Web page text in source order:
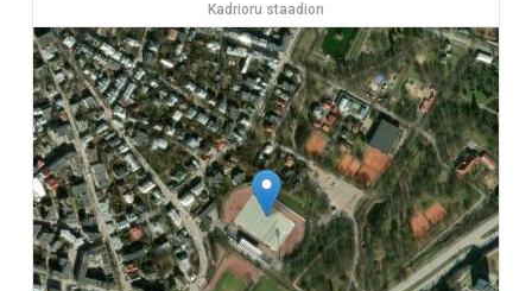
Kadrioru staadion